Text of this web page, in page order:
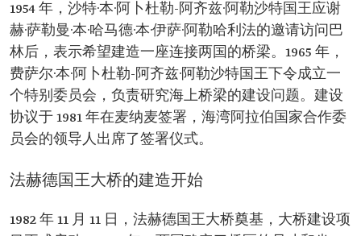
1954 年，沙特·本·阿卜杜勒-阿齐兹·阿勒沙特国王应谢
赫·萨勒曼·本·哈马德·本·伊萨·阿勒哈利法的邀请访问巴
林后，表示希望建造一座连接两国的桥梁。1965 年，
费萨尔·本·阿卜杜勒-阿齐兹·阿勒沙特国王下令成立一
个特别委员会，负责研究海上桥梁的建设问题。建设
协议于 1981 年在麦纳麦签署，海湾阿拉伯国家合作委
员会的领导人出席了签署仪式。
法赫德国王大桥的建造开始
1982 年 11 月 11 日，法赫德国王大桥奠基，大桥建设项